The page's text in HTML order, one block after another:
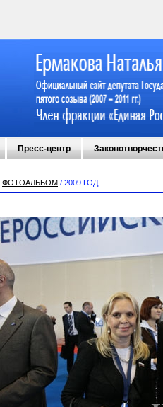
Пресс-центр
ФОТОАЛЬБОМ / 2009 ГОД